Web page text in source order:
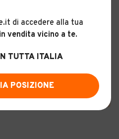
di accedere alla tua
vendita vicino a te.
TUTTA ITALIA
POSIZIONE